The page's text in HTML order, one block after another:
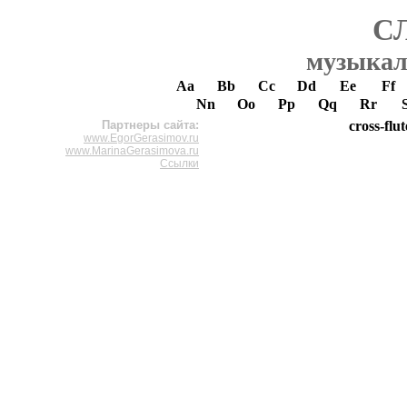
Aa Bb Cc Dd Ee
Ff
Nn
Oo Pp Qq Rr
Партнеры сайта:
www.EgorGerasimov.ru
www.MarinaGerasimova.ru
Ссылки
cross-